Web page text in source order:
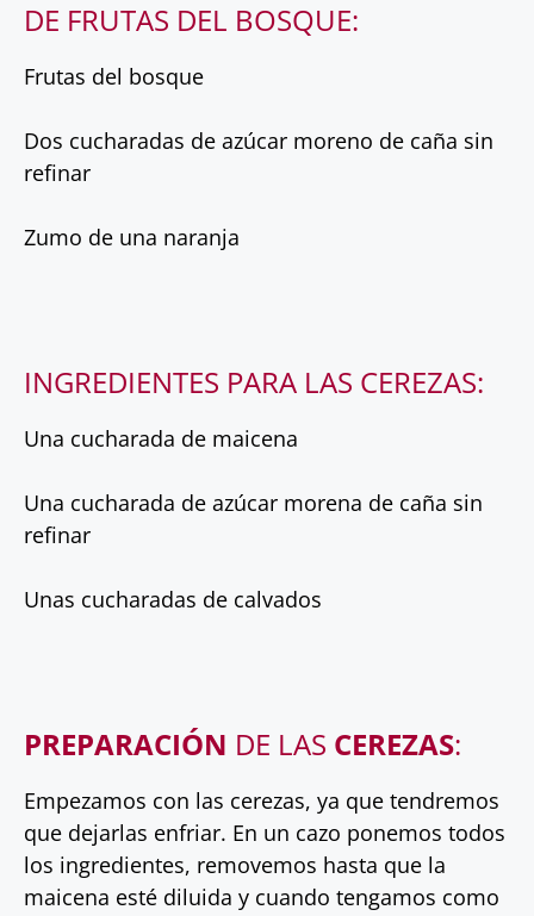
DE FRUTAS DEL BOSQUE:
Frutas del bosque
Dos cucharadas de azúcar moreno de caña sin
refinar
Zumo de una naranja
INGREDIENTES PARA LAS CEREZAS:
Una cucharada de maicena
Una cucharada de azúcar morena de caña sin
refinar
Unas cucharadas de calvados
PREPARACIÓN DE LAS CEREZAS:
Empezamos con las cerezas, ya que tendremos
que dejarlas enfriar. En un cazo ponemos todos
los ingredientes, removemos hasta que la
maicena esté diluida y cuando tengamos como